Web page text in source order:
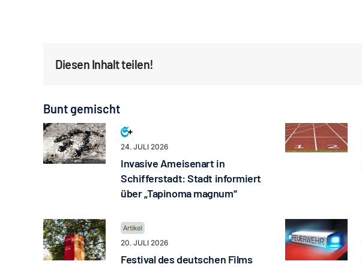
Diesen Inhalt teilen!
Bunt gemischt
24. JULI 2026
Invasive Ameisenart in
Schifferstadt: Stadt informiert
über „Tapinoma magnum“
20. JULI 2026
Festival des deutschen Films